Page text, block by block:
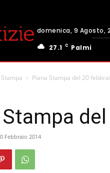
domenica, 9 Agosto,
27.1 C Palmi
Piana Stampa del 20
Febbraio 2014